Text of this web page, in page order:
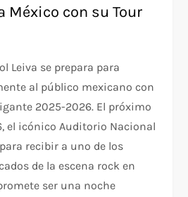
México con su Tour
Leiva se prepara para
al público mexicano con
2025-2026. El próximo
el icónico Auditorio Nacional
recibir a uno de los
de la escena rock en
ser una noche